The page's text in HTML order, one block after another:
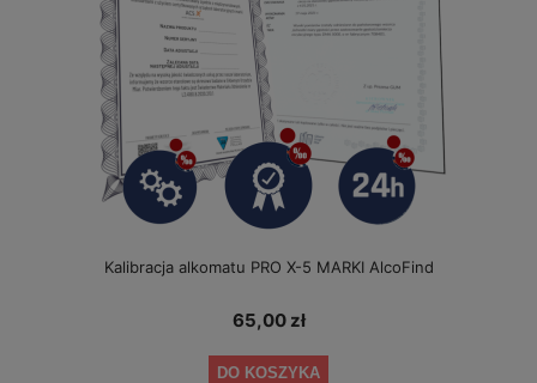
Kalibracja alkomatu PRO X-5 MARKI AlcoFind
65,00 zł
DO KOSZYKA